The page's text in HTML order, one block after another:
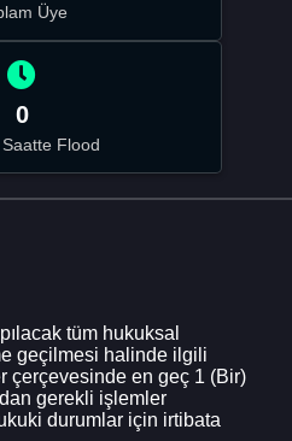
Üye
0
Flood
tüm hukuksal
geçilmesi halinde ilgili
çerçevesinde en geç 1 (Bir)
gerekli işlemler
durumlar için irtibata